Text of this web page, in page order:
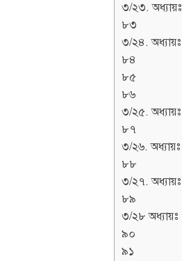
৩/২৩. অধ্যায়ঃ
৮৩
৩/২৪. অধ্যায়ঃ
৮৪
৮৫
৮৬
৩/২৫. অধ্যায়ঃ
৮৭
৩/২৬. অধ্যায়ঃ
৮৮
৩/২৭. অধ্যায়ঃ
৮৯
৩/২৮ অধ্যায়ঃ
৯০
৯১